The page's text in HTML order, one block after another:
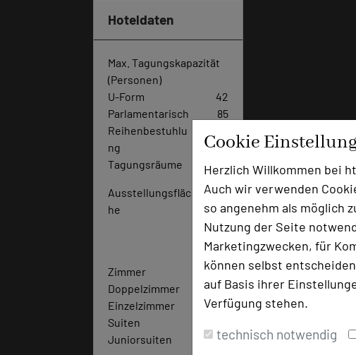
Cookie
Herzlich Willkommen bei
Auch wir verwenden
so angenehm als möglich
Nutzung der Seite
Marketingzwecken, für
können selbst
auf Basis ihrer
Verfügung stehen.
technisch notwendig
Hoteldaten
Max. Tagungskapazität
(Personen)
U-Form
42
Parlamentarisch
85
Reihenbestuhlu
ng
0
Tagungsräume
Ausstellungsfläc
he
10
0
q
m
Zimmer
48
Doppelzimmer
31
Einzelzimmer
7
Suiten
Juniorsuiten
7